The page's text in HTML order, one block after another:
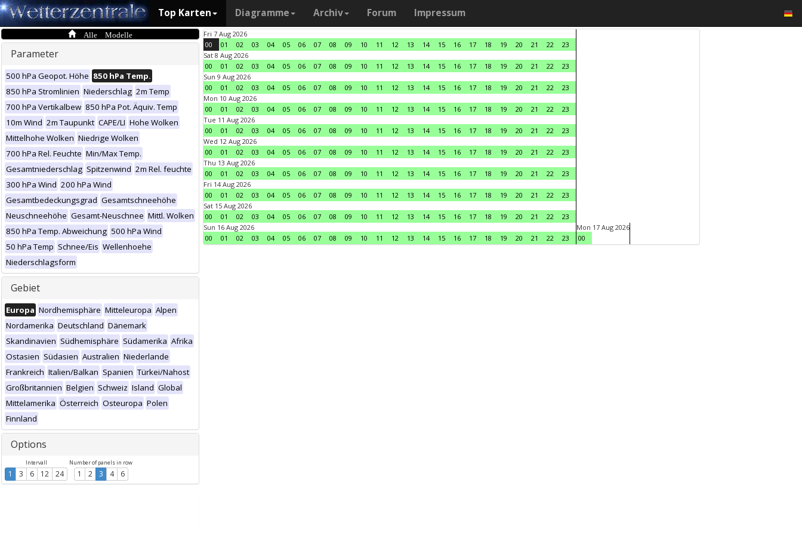
Top Karten Diagramme Archiv Forum Impressum
Alle Modelle
Parameter
500 hPa Geopot. Höhe 850 hPa Temp.
850 hPa Stromlinien Niederschlag 2m Temp
700 hPa Vertikalbew 850 hPa Pot. Äquiv. Temp
10m Wind 2m Taupunkt CAPE/LI Hohe Wolken
Mittelhohe Wolken Niedrige Wolken
700 hPa Rel. Feuchte Min/Max Temp.
Gesamtniederschlag Spitzenwind 2m Rel. feuchte
300 hPa Wind 200 hPa Wind
Gesamtbedeckungsgrad Gesamtschneehöhe
Neuschneehöhe Gesamt-Neuschnee Mittl. Wolken
850 hPa Temp. Abweichung 500 hPa Wind
50 hPa Temp Schnee/Eis Wellenhoehe
Niederschlagsform
Gebiet
Europa Nordhemisphäre Mitteleuropa Alpen
Nordamerika Deutschland Dänemark
Skandinavien Südhemisphäre Südamerika Afrika
Ostasien Südasien Australien Niederlande
Frankreich Italien/Balkan Spanien Türkei/Nahost
Großbritannien Belgien Schweiz Island Global
Mittelamerika Österreich Osteuropa Polen
Finnland
Options
Intervall
1 3 6 12 24
Number of panels in row
1 2 3 4 6
Fri 7 Aug 2026
00
01 02 03 04 05 06 07 08 09 10 11 12 13 14 15 16 17 18 19 20 21 22
23
Sat 8 Aug 2026
00
01 02 03 04 05 06 07 08 09 10 11 12 13 14 15 16 17 18 19 20 21 22
23
Sun 9 Aug 2026
00
01 02 03 04 05 06 07 08 09 10 11 12 13 14 15 16 17 18 19 20 21 22
23
Mon 10 Aug 2026
00
01 02 03 04 05 06 07 08 09 10 11 12 13 14 15 16 17 18 19 20 21 22
23
Tue 11 Aug 2026
00
01 02 03 04 05 06 07 08 09 10 11 12 13 14 15 16 17 18 19 20 21 22
23
Wed 12 Aug 2026
00
01 02 03 04 05 06 07 08 09 10 11 12 13 14 15 16 17 18 19 20 21 22
23
Thu 13 Aug 2026
00
01 02 03 04 05 06 07 08 09 10 11 12 13 14 15 16 17 18 19 20 21 22
23
Fri 14 Aug 2026
00
01 02 03 04 05 06 07 08 09 10 11 12 13 14 15 16 17 18 19 20 21 22
23
Sat 15 Aug 2026
00
01 02 03 04 05 06 07 08 09 10 11 12 13 14 15 16 17 18 19 20 21 22
23
Sun 16 Aug 2026
00
01 02 03 04 05 06 07 08 09 10 11 12 13 14 15 16 17 18 19 20 21 22 23
Mon 17 Aug 2026
00